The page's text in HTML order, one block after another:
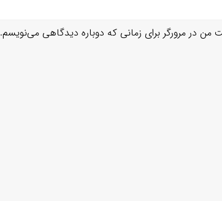
من در مرورگر برای زمانی که دوباره دیدگاهی می‌نویسم.